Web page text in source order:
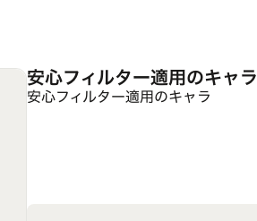
安心フィルター適用のキャラ
安心フィルター適用のキャラ